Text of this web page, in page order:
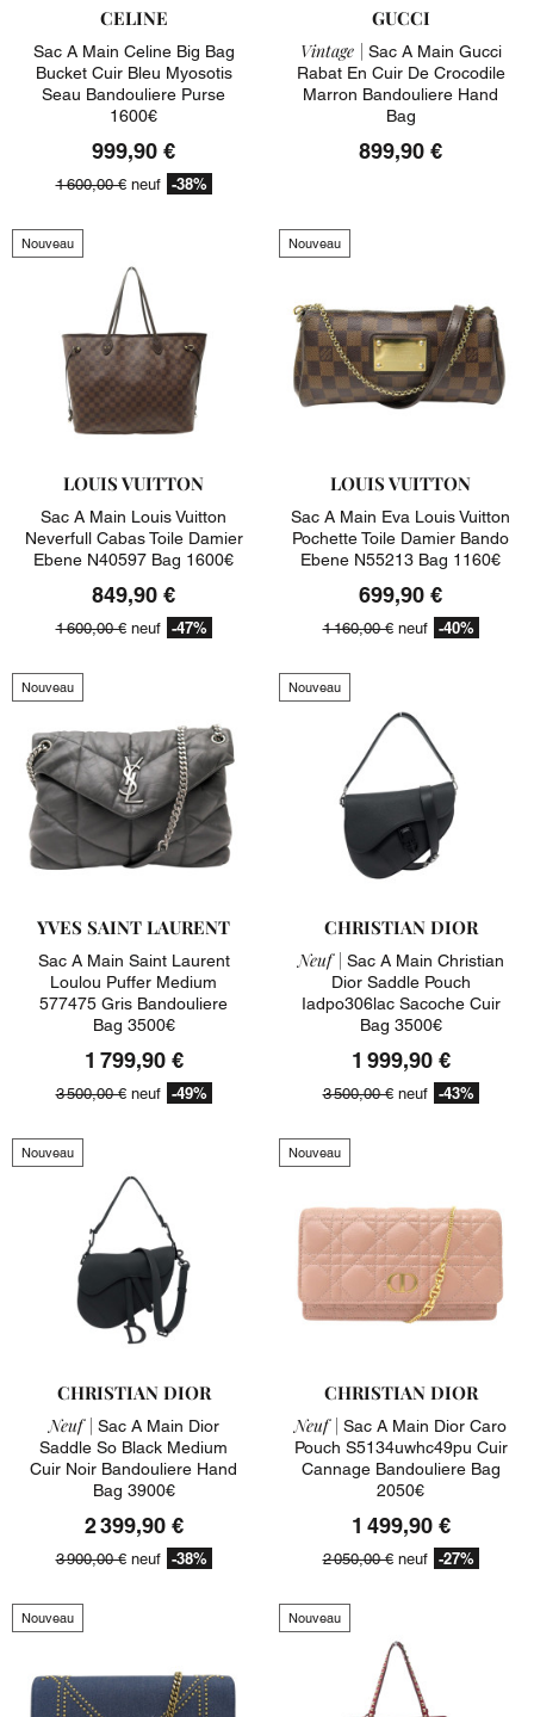
CELINE
Sac A Main Celine Big Bag
Bucket Cuir Bleu Myosotis
Seau Bandouliere Purse
1600€
999,90 €
1 600,00 €neuf -38%
GUCCI
Vintage | Sac A Main Gucci
Rabat En Cuir De Crocodile
Marron Bandouliere Hand
Bag
899,90 €
Nouveau
LOUIS VUITTON
Sac A Main Louis Vuitton
Neverfull Cabas Toile Damier
Ebene N40597 Bag 1600€
849,90 €
1 600,00 €neuf -47%
Nouveau
LOUIS VUITTON
Sac A Main Eva Louis Vuitton
Pochette Toile Damier Bando
Ebene N55213 Bag 1160€
699,90 €
1 160,00 €neuf -40%
Nouveau
YVES SAINT LAURENT
Sac A Main Saint Laurent
Loulou Puffer Medium
577475 Gris Bandouliere
Bag 3500€
1 799,90 €
3 500,00 €neuf -49%
Nouveau
CHRISTIAN DIOR
Neuf | Sac A Main Christian
Dior Saddle Pouch
Iadpo306lac Sacoche Cuir
Bag 3500€
1 999,90 €
3 500,00 €neuf -43%
Nouveau
CHRISTIAN DIOR
Neuf | Sac A Main Dior
Saddle So Black Medium
Cuir Noir Bandouliere Hand
Bag 3900€
2 399,90 €
3 900,00 €neuf -38%
Nouveau
CHRISTIAN DIOR
Neuf | Sac A Main Dior Caro
Pouch S5134uwhc49pu Cuir
Cannage Bandouliere Bag
2050€
1 499,90 €
2 050,00 €neuf -27%
Nouveau Nouveau